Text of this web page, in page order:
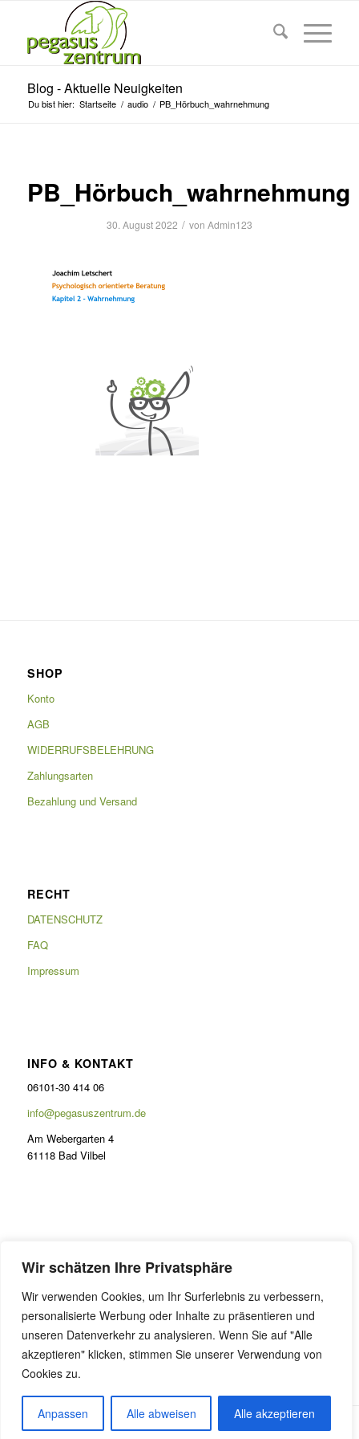
Wir schätzen Ihre Privatsphäre
Wir verwenden Cookies, um Ihr Surferlebnis zu verbessern,
personalisierte Werbung oder Inhalte zu präsentieren und
unseren Datenverkehr zu analysieren. Wenn Sie auf "Alle
akzeptieren" klicken, stimmen Sie unserer Verwendung von
Cookies zu.
Anpassen Alle abweisen Alle akzeptieren
Blog - Aktuelle Neuigkeiten
Du bist hier: Startseite / audio / PB_Hörbuch_wahrnehmung
PB_Hörbuch_wahrnehmung
30. August 2022 / von Admin123
SHOP
Konto
AGB
WIDERRUFSBELEHRUNG
Zahlungsarten
Bezahlung und Versand
RECHT
DATENSCHUTZ
FAQ
Impressum
INFO & KONTAKT
06101-30 414 06
info@pegasuszentrum.de
Am Webergarten 4
61118 Bad Vilbel
Lernen im Odenwald
FAQ Präsenzunterricht
Online Coaching
Alle Preise inkl. der gesetzlichen MwSt.